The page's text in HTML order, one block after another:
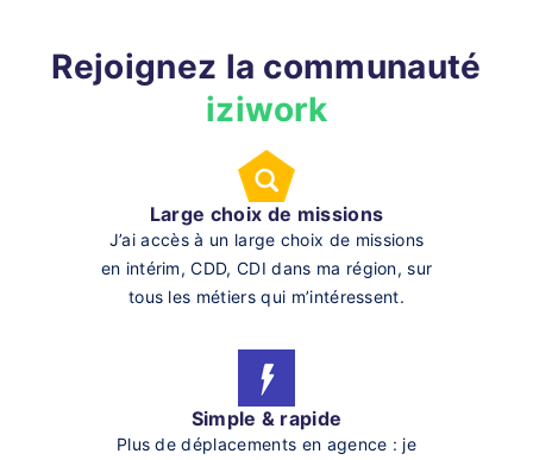
Rejoignez la communauté
iziwork
Large choix de missions
J’ai accès à un large choix de missions
en intérim, CDD, CDI dans ma région, sur
tous les métiers qui m’intéressent.
Simple & rapide
Plus de déplacements en agence : je